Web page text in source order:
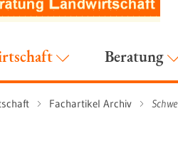
Beratung
Fachartikel Archiv